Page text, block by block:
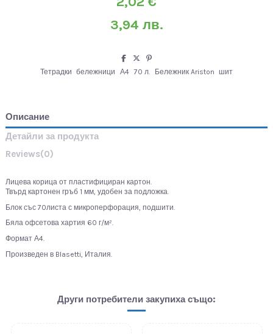
3,94 лв.
Тетрадки бележници А4 70 л. Бележник Ariston шит
Описание
Детайли за продукта
Reviews(0)
Лицева корица от пластифициран картон.
Твърд картонен гръб 1 мм, удобен за подложка.
Блок със 70листа с микроперфорация, подшити.
Бяла офсетова хартия 60 г/м².
Формат А4.
Произведен в Blasetti, Италия.
Други потребители закупиха също: